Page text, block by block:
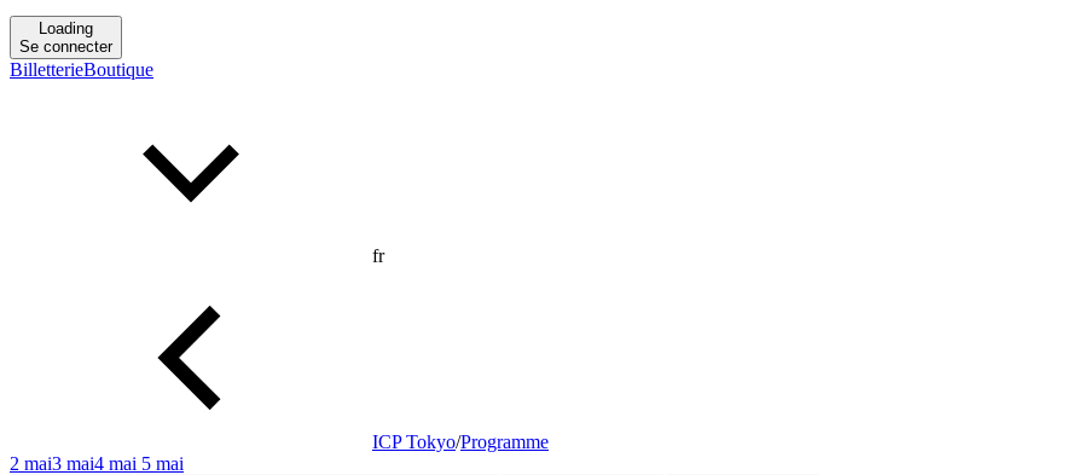
Loading
Se connecter
BilletterieBoutique
fr
ICP Tokyo/Programme
2 mai3 mai4 mai 5 mai